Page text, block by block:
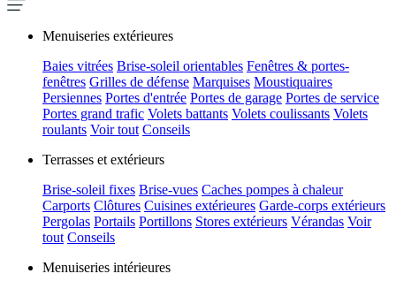
Menuiseries extérieures
Baies vitrées Brise-soleil orientables Fenêtres & portes-
fenêtres Grilles de défense Marquises Moustiquaires
Persiennes Portes d'entrée Portes de garage Portes de service
Portes grand trafic Volets battants Volets coulissants Volets
roulants Voir tout Conseils
Terrasses et extérieurs
Brise-soleil fixes Brise-vues Caches pompes à chaleur
Carports Clôtures Cuisines extérieures Garde-corps extérieurs
Pergolas Portails Portillons Stores extérieurs Vérandas Voir
tout Conseils
Menuiseries intérieures